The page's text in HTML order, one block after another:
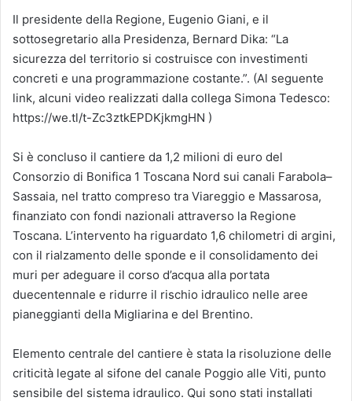
Il presidente della Regione, Eugenio Giani, e il
sottosegretario alla Presidenza, Bernard Dika: “La
sicurezza del territorio si costruisce con investimenti
concreti e una programmazione costante.”. (Al seguente
link, alcuni video realizzati dalla collega Simona Tedesco:
https://we.tl/t-Zc3ztkEPDKjkmgHN )
Si è concluso il cantiere da 1,2 milioni di euro del
Consorzio di Bonifica 1 Toscana Nord sui canali Farabola–
Sassaia, nel tratto compreso tra Viareggio e Massarosa,
finanziato con fondi nazionali attraverso la Regione
Toscana. L’intervento ha riguardato 1,6 chilometri di argini,
con il rialzamento delle sponde e il consolidamento dei
muri per adeguare il corso d’acqua alla portata
duecentennale e ridurre il rischio idraulico nelle aree
pianeggianti della Migliarina e del Brentino.
Elemento centrale del cantiere è stata la risoluzione delle
criticità legate al sifone del canale Poggio alle Viti, punto
sensibile del sistema idraulico. Qui sono stati installati